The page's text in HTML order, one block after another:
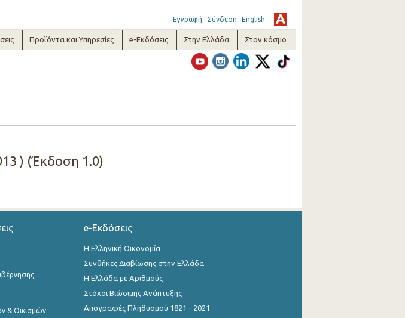
Εγγραφή Σύνδεση English
Προϊόντα και Υπηρεσίες e-Εκδόσεις Στην Ελλάδα Στον κόσμο
) (Έκδοση 1.0)
& Οικισμών
e-Εκδόσεις
Η Ελληνική Οικονομία
Συνθήκες Διαβίωσης στην Ελλάδα
Η Ελλάδα με Αριθμούς
Στόχοι Βιώσιμης Ανάπτυξης
Απογραφές Πληθυσμού 1821 - 2021